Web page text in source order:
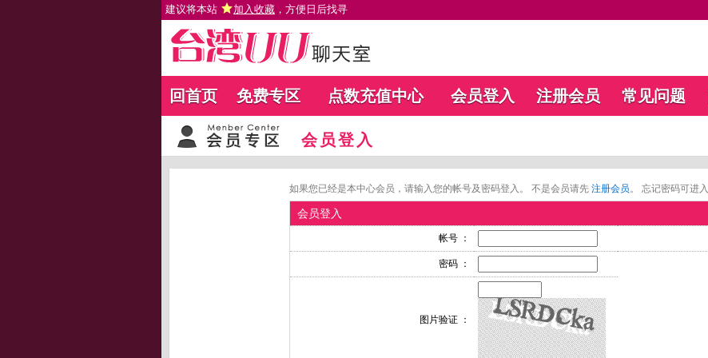
建议将本站 加入收藏 ，方便日后找寻
回首页 免费专区 点数充值中心 会员登入 注册会员 常见问题
会员登入
如果您已经是本中心会员，请输入您的帐号及密码登入。 不是会员请先 注册会员。 忘记密码可进入
会员登入
帐号 ：
密码 ：
图片验证 ：